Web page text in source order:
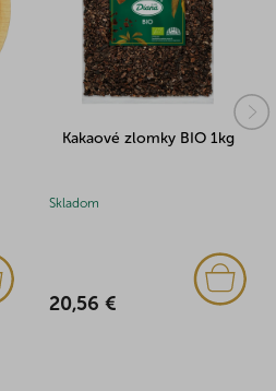
Kakaové zlomky BIO 1kg
Skladom
20,56 €